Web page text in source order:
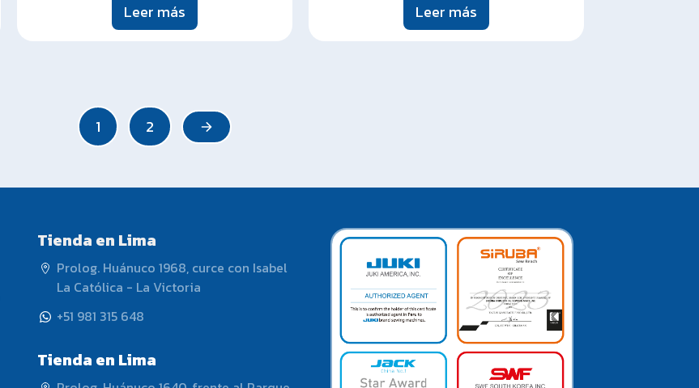
Leer más Leer más
1 2
Tienda en Lima
Prolog. Huánuco 1968, curce con Isabel
La Católica - La Victoria
+51 981 315 648
Tienda en Lima